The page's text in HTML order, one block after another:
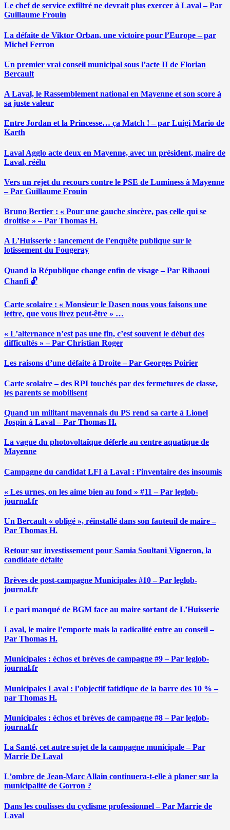
Le chef de service exfiltré ne devrait plus exercer à Laval – Par
Guillaume Frouin
La défaite de Viktor Orban, une victoire pour l’Europe – par
Michel Ferron
Un premier vrai conseil municipal sous l’acte II de Florian
Bercault
A Laval, le Rassemblement national en Mayenne et son score à
sa juste valeur
Entre Jordan et la Princesse… ça Match ! – par Luigi Mario de
Karth
Laval Agglo acte deux en Mayenne, avec un président, maire de
Laval, réélu
Vers un rejet du recours contre le PSE de Luminess à Mayenne
– Par Guillaume Frouin
Bruno Bertier : « Pour une gauche sincère, pas celle qui se
droitise » – Par Thomas H.
A L’Huisserie : lancement de l’enquête publique sur le
lotissement du Fougeray
Quand la République change enfin de visage – Par Rihaoui
Chanfi 🔓
Carte scolaire : « Monsieur le Dasen nous vous faisons une
lettre, que vous lirez peut-être » …
« L’alternance n’est pas une fin, c’est souvent le début des
difficultés » – Par Christian Roger
Les raisons d’une défaite à Droite – Par Georges Poirier
Carte scolaire – des RPI touchés par des fermetures de classe,
les parents se mobilisent
Quand un militant mayennais du PS rend sa carte à Lionel
Jospin à Laval – Par Thomas H.
La vague du photovoltaïque déferle au centre aquatique de
Mayenne
Campagne du candidat LFI à Laval : l’inventaire des insoumis
« Les urnes, on les aime bien au fond » #11 – Par leglob-
journal.fr
Un Bercault « obligé », réinstallé dans son fauteuil de maire –
Par Thomas H.
Retour sur investissement pour Samia Soultani Vigneron, la
candidate défaite
Brèves de post-campagne Municipales #10 – Par leglob-
journal.fr
Le pari manqué de BGM face au maire sortant de L’Huisserie
Laval, le maire l’emporte mais la radicalité entre au conseil –
Par Thomas H.
Municipales : échos et brèves de campagne #9 – Par leglob-
journal.fr
Municipales Laval : l’objectif fatidique de la barre des 10 % –
par Thomas H.
Municipales : échos et brèves de campagne #8 – Par leglob-
journal.fr
La Santé, cet autre sujet de la campagne municipale – Par
Marrie De Laval
L’ombre de Jean-Marc Allain continuera-t-elle à planer sur la
municipalité de Gorron ?
Dans les coulisses du cyclisme professionnel – Par Marrie de
Laval